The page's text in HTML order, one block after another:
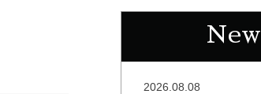
New
2026.08.08